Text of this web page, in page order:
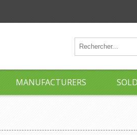
MANUFACTURERS